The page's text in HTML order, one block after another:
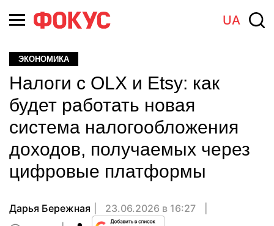
UA
ЭКОНОМИКА
Налоги с OLX и Etsy: как
будет работать новая
система налогообложения
доходов, получаемых через
цифровые платформы
Дарья Бережная
23.06.2026 в 16:27